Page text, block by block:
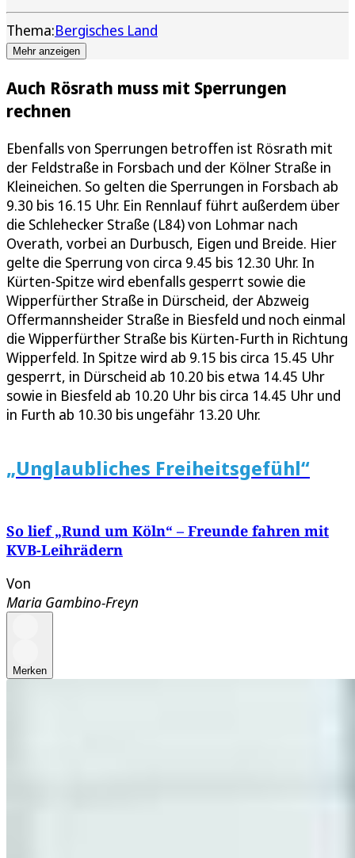
Thema:Bergisches Land
Mehr anzeigen
Auch Rösrath muss mit Sperrungen
rechnen
Ebenfalls von Sperrungen betroffen ist Rösrath mit
der Feldstraße in Forsbach und der Kölner Straße in
Kleineichen. So gelten die Sperrungen in Forsbach ab
9.30 bis 16.15 Uhr. Ein Rennlauf führt außerdem über
die Schlehecker Straße (L84) von Lohmar nach
Overath, vorbei an Durbusch, Eigen und Breide. Hier
gelte die Sperrung von circa 9.45 bis 12.30 Uhr. In
Kürten-Spitze wird ebenfalls gesperrt sowie die
Wipperfürther Straße in Dürscheid, der Abzweig
Offermannsheider Straße in Biesfeld und noch einmal
die Wipperfürther Straße bis Kürten-Furth in Richtung
Wipperfeld. In Spitze wird ab 9.15 bis circa 15.45 Uhr
gesperrt, in Dürscheid ab 10.20 bis etwa 14.45 Uhr
sowie in Biesfeld ab 10.20 Uhr bis circa 14.45 Uhr und
in Furth ab 10.30 bis ungefähr 13.20 Uhr.
„Unglaubliches Freiheitsgefühl“
So lief „Rund um Köln“ – Freunde fahren mit
KVB-Leihrädern
Von
Maria Gambino-Freyn
Merken